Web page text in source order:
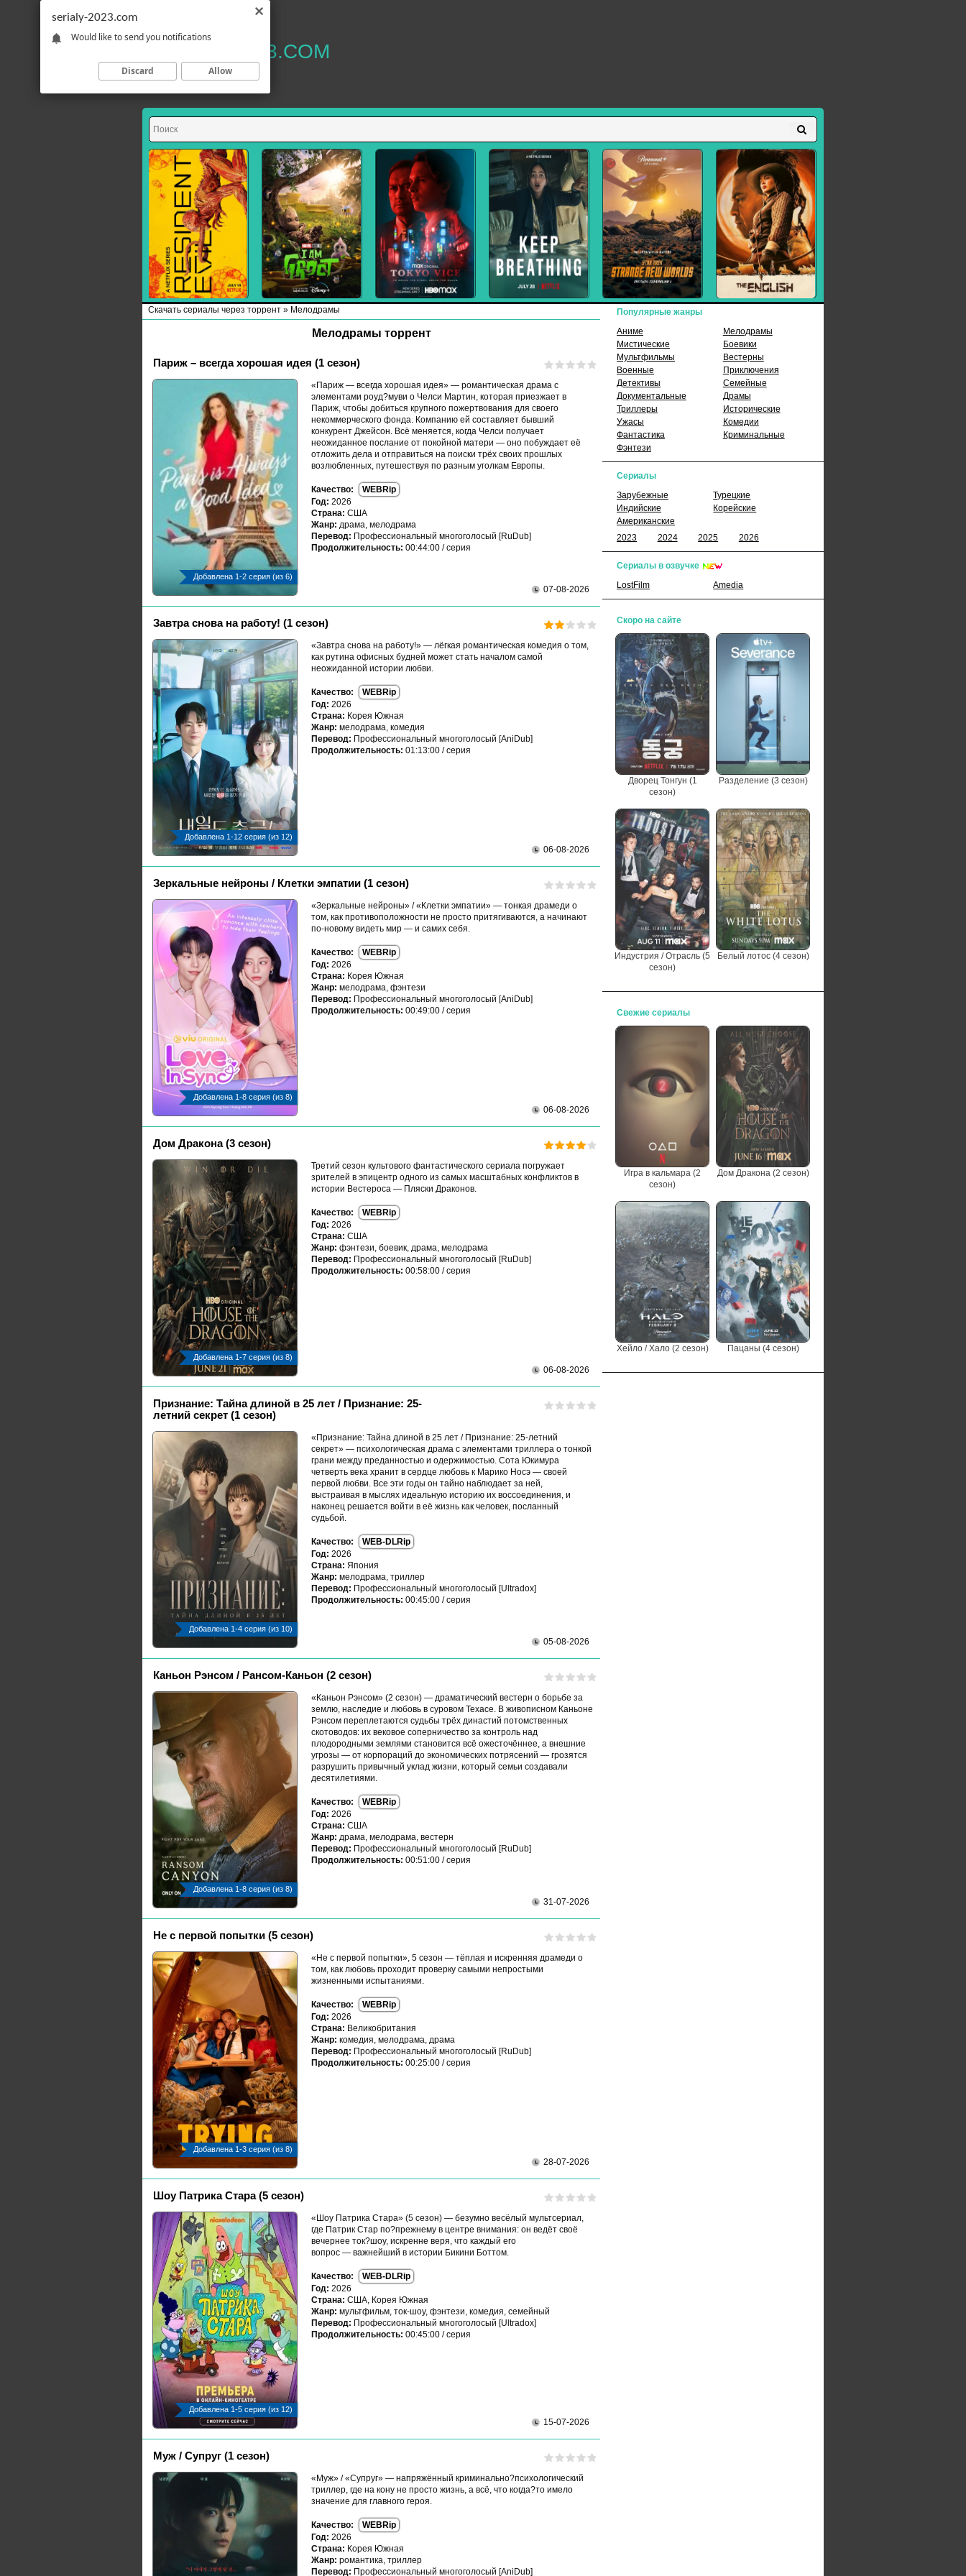
SERIALY-2023.COM
Скачать сериалы через торрент » Мелодрамы
Мелодрамы торрент
Париж – всегда хорошая идея (1 сезон)
Добавлена 1-2 серия (из 6)
«Париж — всегда хорошая идея» — романтическая драма с
элементами роуд?муви о Челси Мартин, которая приезжает в
Париж, чтобы добиться крупного пожертвования для своего
некоммерческого фонда. Компанию ей составляет бывший
конкурент Джейсон. Всё меняется, когда Челси получает
неожиданное послание от покойной матери — оно побуждает её
отложить дела и отправиться на поиски трёх своих прошлых
возлюбленных, путешествуя по разным уголкам Европы.
Качество:
WEBRip
Год: 2026
Страна: США
Жанр: драма, мелодрама
Перевод: Профессиональный многоголосый [RuDub]
Продолжительность: 00:44:00 / серия
07-08-2026
Завтра снова на работу! (1 сезон)
Добавлена 1-12 серия (из 12)
«Завтра снова на работу!» — лёгкая романтическая комедия о том,
как рутина офисных будней может стать началом самой
неожиданной истории любви.
Качество:
WEBRip
Год: 2026
Страна: Корея Южная
Жанр: мелодрама, комедия
Перевод: Профессиональный многоголосый [AniDub]
Продолжительность: 01:13:00 / серия
06-08-2026
Зеркальные нейроны / Клетки эмпатии (1 сезон)
Добавлена 1-8 серия (из 8)
«Зеркальные нейроны» / «Клетки эмпатии» — тонкая драмеди о
том, как противоположности не просто притягиваются, а начинают
по-новому видеть мир — и самих себя.
Качество:
WEBRip
Год: 2026
Страна: Корея Южная
Жанр: мелодрама, фэнтези
Перевод: Профессиональный многоголосый [AniDub]
Продолжительность: 00:49:00 / серия
06-08-2026
Дом Дракона (3 сезон)
Добавлена 1-7 серия (из 8)
Третий сезон культового фантастического сериала погружает
зрителей в эпицентр одного из самых масштабных конфликтов в
истории Вестероса — Пляски Драконов.
Качество:
WEBRip
Год: 2026
Страна: США
Жанр: фэнтези, боевик, драма, мелодрама
Перевод: Профессиональный многоголосый [RuDub]
Продолжительность: 00:58:00 / серия
06-08-2026
Признание: Тайна длиной в 25 лет / Признание: 25-
летний секрет (1 сезон)
Добавлена 1-4 серия (из 10)
«Признание: Тайна длиной в 25 лет / Признание: 25-летний
секрет» — психологическая драма с элементами триллера о тонкой
грани между преданностью и одержимостью. Сота Юкимура
четверть века хранит в сердце любовь к Марико Носэ — своей
первой любви. Все эти годы он тайно наблюдает за ней,
выстраивая в мыслях идеальную историю их воссоединения, и
наконец решается войти в её жизнь как человек, посланный
судьбой.
Качество:
WEB-DLRip
Год: 2026
Страна: Япония
Жанр: мелодрама, триллер
Перевод: Профессиональный многоголосый [Ultradox]
Продолжительность: 00:45:00 / серия
05-08-2026
Каньон Рэнсом / Рансом-Каньон (2 сезон)
Добавлена 1-8 серия (из 8)
«Каньон Рэнсом» (2 сезон) — драматический вестерн о борьбе за
землю, наследие и любовь в суровом Техасе. В живописном Каньоне
Рэнсом переплетаются судьбы трёх династий потомственных
скотоводов: их вековое соперничество за контроль над
плодородными землями становится всё ожесточённее, а внешние
угрозы — от корпораций до экономических потрясений — грозятся
разрушить привычный уклад жизни, который семьи создавали
десятилетиями.
Качество:
WEBRip
Год: 2026
Страна: США
Жанр: драма, мелодрама, вестерн
Перевод: Профессиональный многоголосый [RuDub]
Продолжительность: 00:51:00 / серия
31-07-2026
Не с первой попытки (5 сезон)
Добавлена 1-3 серия (из 8)
«Не с первой попытки», 5 сезон — тёплая и искренняя драмеди о
том, как любовь проходит проверку самыми непростыми
жизненными испытаниями.
Качество:
WEBRip
Год: 2026
Страна: Великобритания
Жанр: комедия, мелодрама, драма
Перевод: Профессиональный многоголосый [RuDub]
Продолжительность: 00:25:00 / серия
28-07-2026
Шоу Патрика Стара (5 сезон)
Добавлена 1-5 серия (из 12)
«Шоу Патрика Стара» (5 сезон) — безумно весёлый мультсериал,
где Патрик Стар по?прежнему в центре внимания: он ведёт своё
вечернее ток?шоу, искренне веря, что каждый его
вопрос — важнейший в истории Бикини Боттом.
Качество:
WEB-DLRip
Год: 2026
Страна: США, Корея Южная
Жанр: мультфильм, ток-шоу, фэнтези, комедия, семейный
Перевод: Профессиональный многоголосый [Ultradox]
Продолжительность: 00:45:00 / серия
15-07-2026
Муж / Супруг (1 сезон)
«Муж» / «Супруг» — напряжённый криминально?психологический
триллер, где на кону не просто жизнь, а всё, что когда?то имело
значение для главного героя.
Качество:
WEBRip
Год: 2026
Страна: Корея Южная
Жанр: романтика, триллер
Перевод: Профессиональный многоголосый [AniDub]
Популярные жанры
Аниме
Мелодрамы
Мистические
Боевики
Мультфильмы
Вестерны
Военные
Приключения
Детективы
Семейные
Документальные
Драмы
Триллеры
Исторические
Ужасы
Комедии
Фантастика
Криминальные
Фэнтези
Сериалы
Зарубежные
Турецкие
Индийские
Корейские
Американские
2023
2024 2025 2026
Сериалы в озвучке
LostFilm
Amedia
Скоро на сайте
Дворец Тонгун (1
сезон)
Разделение (3 сезон)
Индустрия / Отрасль (5
сезон)
Белый лотос (4 сезон)
Свежие сериалы
Игра в кальмара (2
сезон)
Дом Дракона (2 сезон)
Хейло / Хало (2 сезон) Пацаны (4 сезон)
serialy-2023.com
Would like to send you notifications
Discard Allow